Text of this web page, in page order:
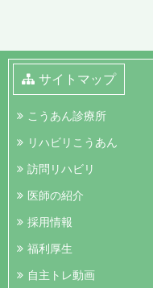
サイトマップ
こうあん診療所
リハビリこうあん
訪問リハビリ
医師の紹介
採用情報
福利厚生
自主トレ動画